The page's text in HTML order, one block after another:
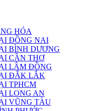
HÓA
ĐỒNG NAI
BÌNH DƯƠNG
CẦN THƠ
LÂM ĐỒNG
ĐẮK LẮK
TPHCM
LONG AN
VŨNG TÀU